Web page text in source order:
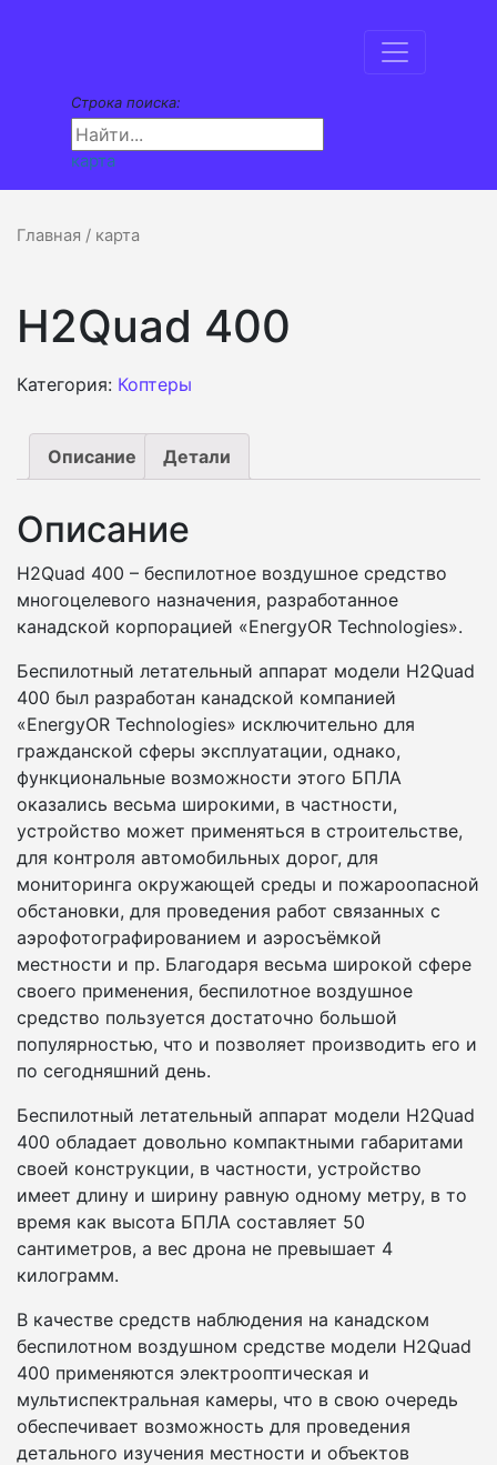
Строка поиска:
карта
Главная / карта
H2Quad 400
Категория: Коптеры
Описание Детали
Описание
H2Quad 400 – беспилотное воздушное средство
многоцелевого назначения, разработанное
канадской корпорацией «EnergyOR Technologies».
Беспилотный летательный аппарат модели H2Quad
400 был разработан канадской компанией
«EnergyOR Technologies» исключительно для
гражданской сферы эксплуатации, однако,
функциональные возможности этого БПЛА
оказались весьма широкими, в частности,
устройство может применяться в строительстве,
для контроля автомобильных дорог, для
мониторинга окружающей среды и пожароопасной
обстановки, для проведения работ связанных с
аэрофотографированием и аэросъёмкой
местности и пр. Благодаря весьма широкой сфере
своего применения, беспилотное воздушное
средство пользуется достаточно большой
популярностью, что и позволяет производить его и
по сегодняшний день.
Беспилотный летательный аппарат модели H2Quad
400 обладает довольно компактными габаритами
своей конструкции, в частности, устройство
имеет длину и ширину равную одному метру, в то
время как высота БПЛА составляет 50
сантиметров, а вес дрона не превышает 4
килограмм.
В качестве средств наблюдения на канадском
беспилотном воздушном средстве модели H2Quad
400 применяются электрооптическая и
мультиспектральная камеры, что в свою очередь
обеспечивает возможность для проведения
детального изучения местности и объектов